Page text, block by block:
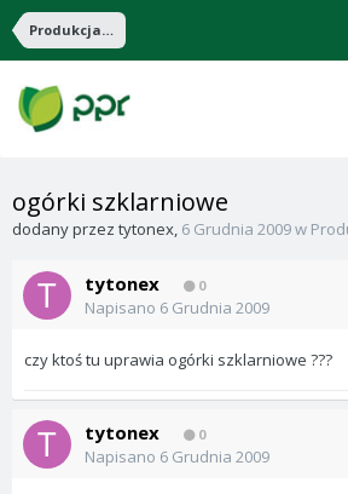
Produkcja roślinna
ogórki szklarniowe
dodany przez tytonex, 6 Grudnia 2009w
tytonex 0
Napisano 6 Grudnia 2009
czy ktoś tu uprawia ogórki szklarniowe ???
tytonex 0
Napisano 6 Grudnia 2009